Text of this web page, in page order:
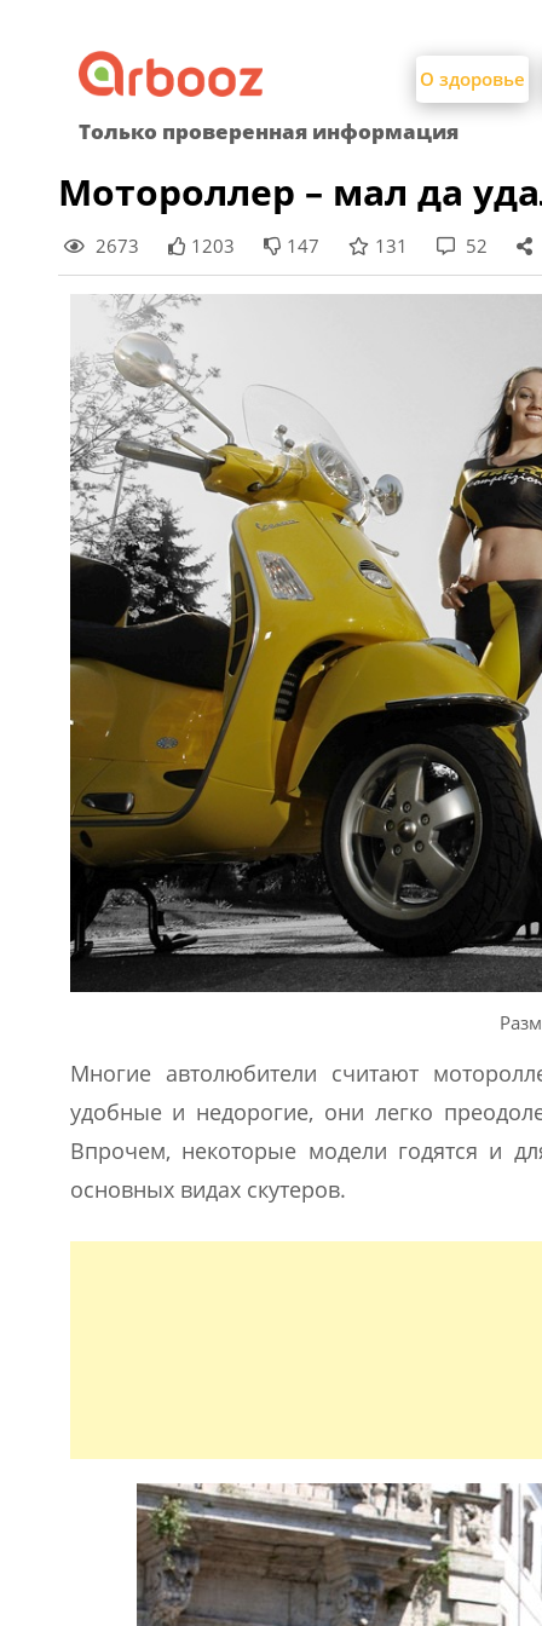
content
О здоровье
Только проверенная информация
Мотороллер – мал да
2673 1203 147 131 52
Многие автолюбители считают
удобные и недорогие, они легко
Впрочем, некоторые модели годятся и
основных видах скутеров.